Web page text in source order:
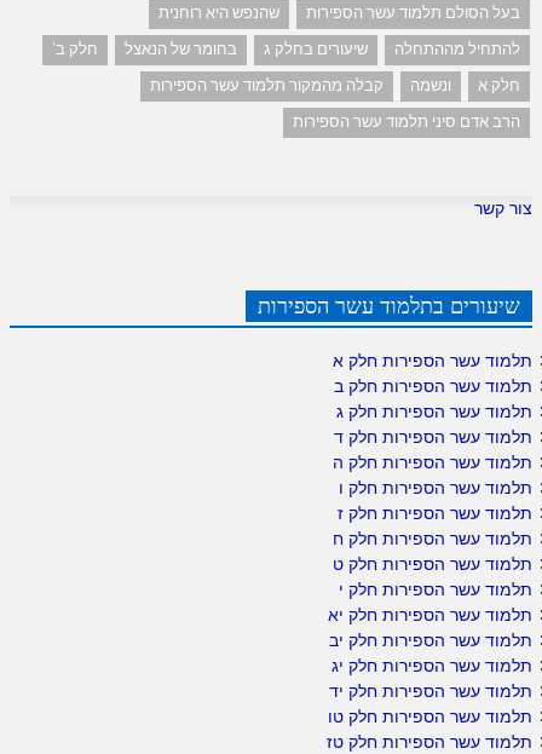
בעל הסולם תלמוד עשר הספירות
שהנפש היא רוחנית
להתחיל מההתחלה
שיעורים בחלק ג בחומר של הנאצל
חלק ב'
חלק א
ונשמה
קבלה מהמקור תלמוד עשר הספירות
הרב אדם סיני תלמוד עשר הספירות
צור קשר
שיעורים בתלמוד עשר הספירות
תלמוד עשר הספירות חלק א
תלמוד עשר הספירות חלק ב
תלמוד עשר הספירות חלק ג
תלמוד עשר הספירות חלק ד
תלמוד עשר הספירות חלק ה
תלמוד עשר הספירות חלק ו
תלמוד עשר הספירות חלק ז
תלמוד עשר הספירות חלק ח
תלמוד עשר הספירות חלק ט
תלמוד עשר הספירות חלק י
תלמוד עשר הספירות חלק יא
תלמוד עשר הספירות חלק יב
תלמוד עשר הספירות חלק יג
תלמוד עשר הספירות חלק יד
תלמוד עשר הספירות חלק טו
תלמוד עשר הספירות חלק טז